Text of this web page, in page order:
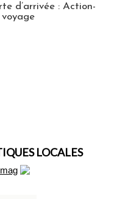
d’arrivée : Action-
LOCALES